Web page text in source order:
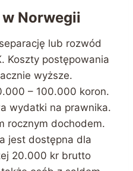
Norwegii
lub rozwód
Koszty postępowania
wyższe.
– 100.000 koron.
wydatki na prawnika.
rocznym dochodem.
jest dostępna dla
20.000 kr brutto